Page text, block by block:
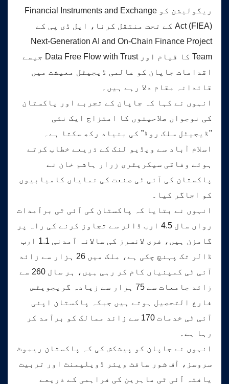
ریگولیشن کو Financial Instruments and Exchange
Act (FIEA) کے تحت منتقل کرنا، ایل ڈی پی کے
Next-Generation AI and On-Chain Finance Project
Team کا قیام اور Data Free Flow with Trust جیسے
اقدامات جاپان کو عالمی ڈیجیٹل معیشت میں
قائدانہ مقام دلا رہے ہیں۔
انہوں نے کہا کہ جاپان کے تجربے اور پاکستان
کی نوجوان صلاحیتوں کا امتزاج ایک نئی
"ڈیجیٹل سلک روڈ” کی بنیاد رکھ سکتا ہے۔
اسلام آباد سے ویڈیو لنک کے ذریعے خطاب کرتے
ہوئے وفاقی سیکریٹری زرار ہاشم خان نے
پاکستان کی آئی ٹی صنعت کی نمایاں کامیابیوں
کو اجاگر کیا۔
انہوں نے بتایا کہ پاکستان کی آئی ٹی برآمدات
رواں سال 4.5 ارب ڈالر سے تجاوز کرنے کی راہ پر
گامزن ہیں، فری لانسرز کی سالانہ آمدنی 1.1 ارب
ڈالر تک پہنچ چکی ہے، ملک میں 26 ہزار سے زائد
آئی ٹی کمپنیاں کام کر رہی ہیں، ہر سال 260 سے
زائد جامعات سے 75 ہزار سے زیادہ گریجویٹس
فارغ التحصیل ہوتے ہیں جبکہ پاکستان اپنی
آئی ٹی خدمات 170 سے زائد ممالک کو برآمد کر
رہا ہے۔
انہوں نے جاپان کو پیشکش کی کہ پاکستان ریموٹ
سروسز، آف شور سافٹ ویئر ڈویلپمنٹ اور تربیت
یافتہ آئی ٹی ماہرین کی فراہمی کے ذریعے